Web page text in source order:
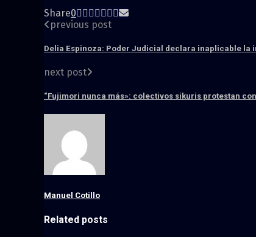
Share0
previous post
Delia Espinoza: Poder Judicial declara inaplicable la
next post
“Fujimori nunca más»: colectivos sikuris protestan
Manuel Cotillo
Related posts